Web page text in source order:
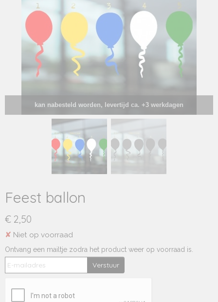
kan nabesteld worden, levertijd ca. +3 werkdagen
Feest ballon
€ 2,50
✘ Niet op voorraad
Ontvang een mailtje zodra het product weer op voorraad is.
Verstuur